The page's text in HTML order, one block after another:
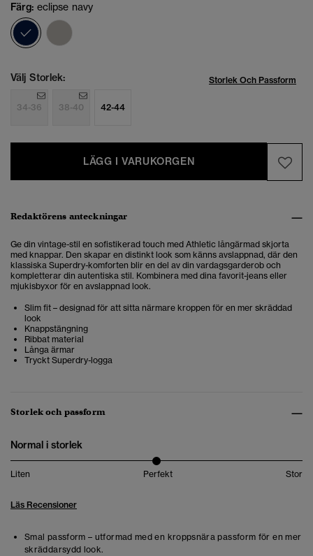
Färg: eclipse navy
vald
Välj Storlek: Storlek Och Passform
34-36 38-40 42-44
LÄGG I VARUKORGEN
Redaktörens anteckningar
Ge din vintage-stil en sofistikerad touch med Athletic långärmad skjorta
med knappar. Den skapar en distinkt look som känns avslappnad, där den
klassiska Superdry-komforten blir en del av din vardagsgarderob och
kompletterar din autentiska stil. Kombinera med dina favorit-jeans eller
mjukisbyxor för en avslappnad look.
Slim fit – designad för att sitta närmare kroppen för en mer skräddad
look
Knappstängning
Ribbat material
Långa ärmar
Tryckt Superdry-logga
Storlek och passform
Normal i storlek
Liten Perfekt Stor
Läs Recensioner
Smal passform – utformad med en kroppsnära passform för en mer
skräddarsydd look.